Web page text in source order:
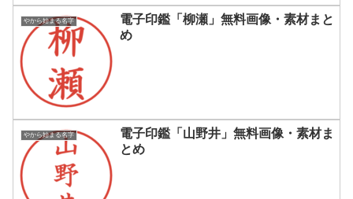
やから始まる名字
電子印鑑「柳瀬」無料画像・素材まと
め
やから始まる名字
電子印鑑「山野井」無料画像・素材ま
とめ